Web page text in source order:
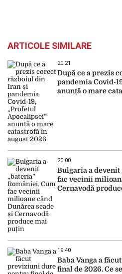
ARTICOLE SIMILARE
20:21
După ce a prezis
pandemia Covid-
anunță o mare
20:00
Bulgaria a devenit
fac vecinii
Cernavodă
19:40
Baba Vanga a
final de 2026. Ce